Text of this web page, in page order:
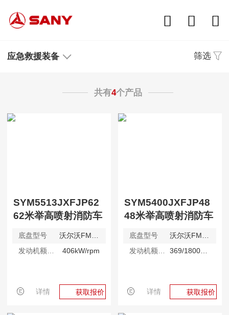
应急救援装备 筛选
共有4个产品
SYM5513JXFJP62
62米举高喷射消防车
底盘型号
发动机额定功率
406kW/rpm
详情 获取报价
SYM5400JXFJP48
48米举高喷射消防车
底盘型号
发动机额定功率
详情 获取报价